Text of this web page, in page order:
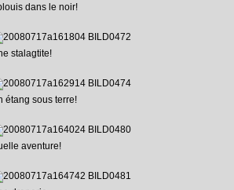
dans le noir!
stalagtite!
étang sous terre!
aventure!